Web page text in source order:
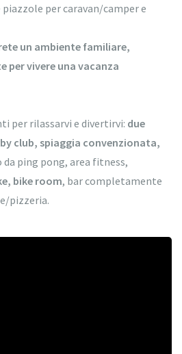
per caravan/camper e
un ambiente familiare,
per vivere una vacanza
per rilassarvi e divertirvi: due
club, spiaggia convenzionata,
da ping pong, area fitness,
bike room, bar completamente
pizzeria.